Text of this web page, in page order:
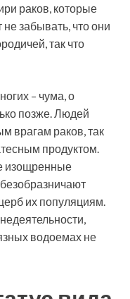
раков, которые
забывать, что они
так что
– чума, о
позже. Людей
врагам раков, так
продуктом.
изощренные
их популяциям.
водоемах не